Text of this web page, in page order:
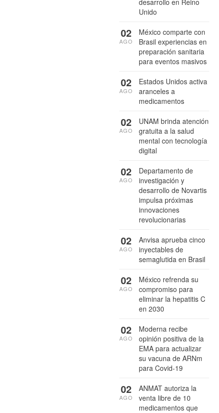
desarrollo en Reino
Unido
México comparte con
Brasil experiencias en
preparación sanitaria
para eventos masivos
02
AGO
Estados Unidos activa
aranceles a
medicamentos
02
AGO
UNAM brinda atención
gratuita a la salud
mental con tecnología
digital
02
AGO
Departamento de
investigación y
desarrollo de Novartis
impulsa próximas
innovaciones
revolucionarias
02
AGO
Anvisa aprueba cinco
inyectables de
semaglutida en Brasil
02
AGO
México refrenda su
compromiso para
eliminar la hepatitis C
en 2030
02
AGO
Moderna recibe
opinión positiva de la
EMA para actualizar
su vacuna de ARNm
para Covid-19
02
AGO
ANMAT autoriza la
venta libre de 10
medicamentos que
02
AGO